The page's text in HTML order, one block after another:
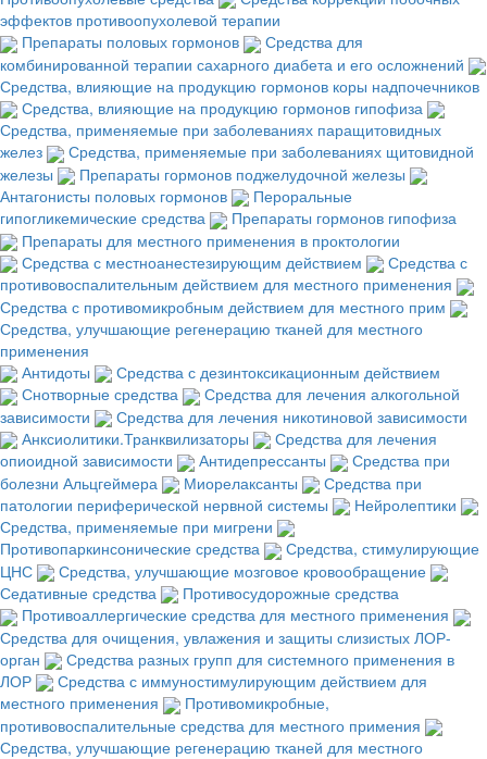
эффектов противоопухолевой терапии
Препараты половых гормонов
Средства для
комбинированной терапии сахарного диабета и его осложнений
Средства, влияющие на продукцию гормонов коры надпочечников
Средства, влияющие на продукцию гормонов гипофиза
Средства, применяемые при заболеваниях паращитовидных
желез
Средства, применяемые при заболеваниях щитовидной
железы
Препараты гормонов поджелудочной железы
Антагонисты половых гормонов
Пероральные
гипогликемические средства
Препараты гормонов гипофиза
Препараты для местного применения в проктологии
Средства с местноанестезирующим действием
Средства с
противовоспалительным действием для местного применения
Средства с противомикробным действием для местного прим
Средства, улучшающие регенерацию тканей для местного
применения
Антидоты
Средства с дезинтоксикационным действием
Снотворные средства
Средства для лечения алкогольной
зависимости
Средства для лечения никотиновой зависимости
Анксиолитики.Транквилизаторы
Средства для лечения
опиоидной зависимости
Антидепрессанты
Средства при
болезни Альцгеймера
Миорелаксанты
Средства при
патологии периферической нервной системы
Нейролептики
Средства, применяемые при мигрени
Противопаркинсонические средства
Средства, стимулирующие
ЦНС
Средства, улучшающие мозговое кровообращение
Седативные средства
Противосудорожные средства
Противоаллергические средства для местного применения
Средства для очищения, увлажения и защиты слизистых ЛОР-
орган
Средства разных групп для системного применения в
ЛОР
Средства с иммуностимулирующим действием для
местного применения
Противомикробные,
противовоспалительные средства для местного примения
Средства, улучшающие регенерацию тканей для местного